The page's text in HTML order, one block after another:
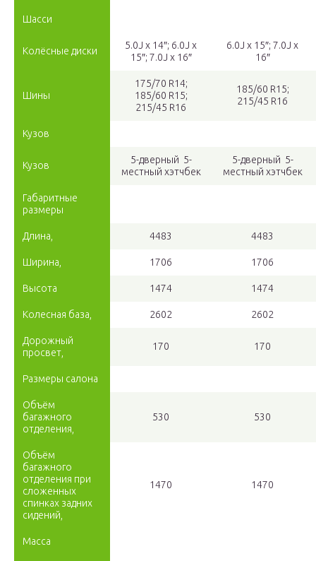
Шасси
Колёсные диски
5.0J x 14″; 6.0J x
15″; 7.0J x 16″
6.0J x 15″; 7.0J x
16″
Шины
175/70 R14;
185/60 R15;
215/45 R16
185/60 R15;
215/45 R16
Кузов
Кузов
5-дверный 5-
местный хэтчбек
5-дверный 5-
местный хэтчбек
Габаритные
размеры
Длина, 4483 4483
Ширина, 1706 1706
Высота 1474 1474
Колесная база, 2602 2602
Дорожный
просвет,
170 170
Размеры салона
Объём
багажного
отделения,
530 530
Объём
багажного
отделения при
сложенных
спинках задних
сидений,
1470 1470
Масса